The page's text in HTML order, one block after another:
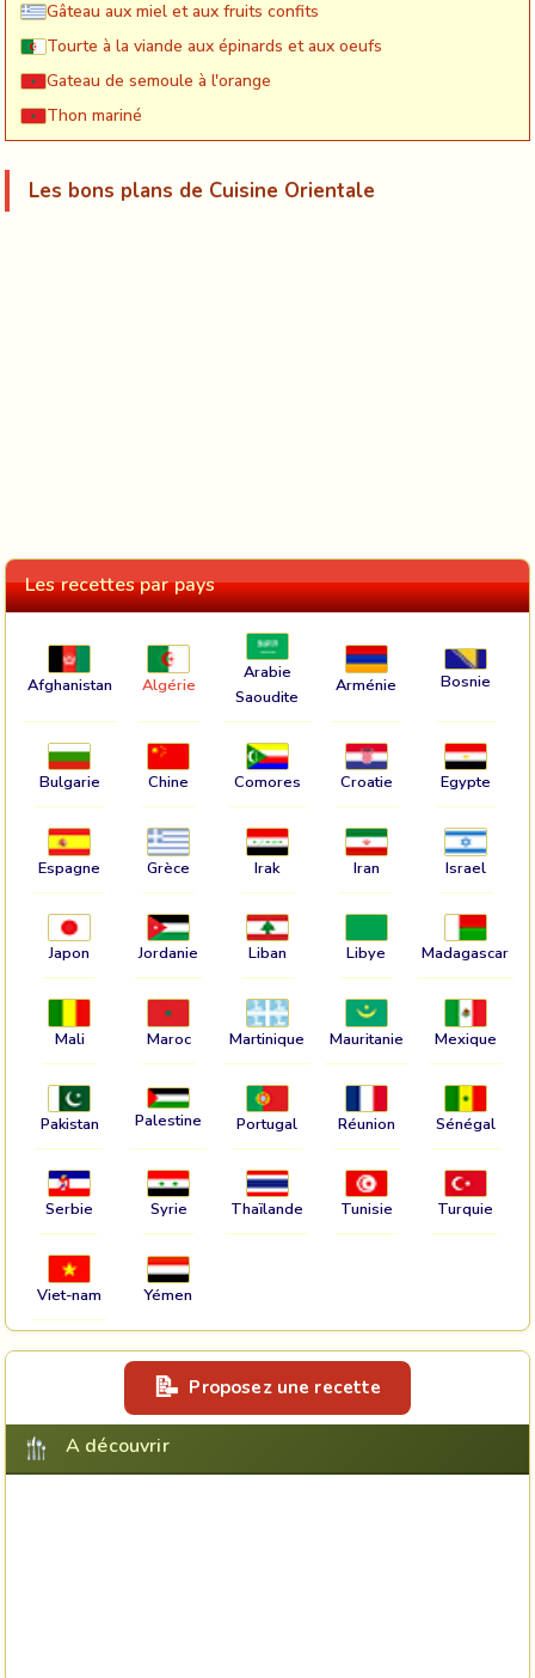
Gâteau aux miel et aux fruits confits
Tourte à la viande aux épinards et aux oeufs
Gateau de semoule à l'orange
Thon mariné
Les bons plans de Cuisine Orientale
Les recettes par pays
Afghanistan Algérie
Arabie
Saoudite
Arménie Bosnie
Bulgarie Chine Comores Croatie Egypte
Espagne Grèce Irak Iran Israel
Japon Jordanie Liban Libye Madagascar
Mali Maroc Martinique Mauritanie Mexique
Pakistan Palestine Portugal Réunion Sénégal
Serbie Syrie Thaïlande Tunisie Turquie
Viet-nam Yémen
Proposez une recette
A découvrir